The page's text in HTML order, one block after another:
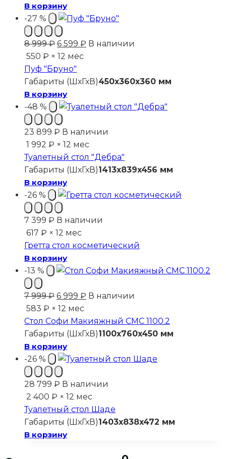
999 ₽.
В корзину
-27 %
8 999₽ Первоначальная
цена
составляла
8
999 ₽.
6 599 ₽ Текущая
599 ₽.
В наличии
550 ₽ × 12 мес
Пуф "Бруно"
Габариты (ШхГхВ)450x360x360 мм
В корзину
-48 %
23 899 ₽ В наличии
1 992 ₽ × 12 мес
Туалетный стол "Дебра"
Габариты (ШхГхВ)1413x839x456 мм
В корзину
-26 %
7 399 ₽ В наличии
617 ₽ × 12 мес
Гретта стол косметический
В корзину
-13 %
7 999₽ Первоначальная
цена
составляла
7
999 ₽.
6 999 ₽ Текущая
6
999 ₽.
В наличии
583 ₽ × 12 мес
Стол Софи Макияжный СМС 1100.2
Габариты (ШхГхВ)1100x760x450 мм
В корзину
-26 %
28 799 ₽ В наличии
2 400 ₽ × 12 мес
Туалетный стол Шаде
Габариты (ШхГхВ)1403x838x472 мм
В корзину